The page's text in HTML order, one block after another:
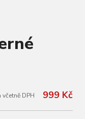
včetně DPH 999 Kč